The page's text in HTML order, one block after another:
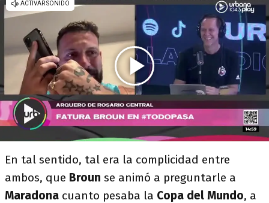
En tal sentido, tal era la complicidad entre
ambos, que Broun se animó a preguntarle a
Maradona cuanto pesaba la Copa del Mundo, a